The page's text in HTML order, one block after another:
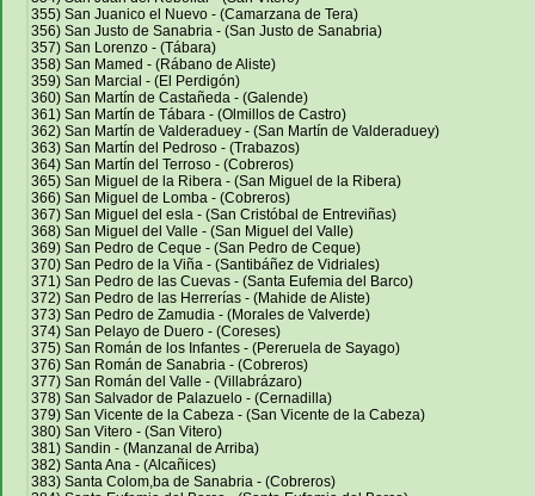
355) San Juanico el Nuevo - (Camarzana de Tera)
356) San Justo de Sanabria - (San Justo de Sanabria)
357) San Lorenzo - (Tábara)
358) San Mamed - (Rábano de Aliste)
359) San Marcial - (El Perdigón)
360) San Martín de Castañeda - (Galende)
361) San Martín de Tábara - (Olmillos de Castro)
362) San Martín de Valderaduey - (San Martín de Valderaduey)
363) San Martín del Pedroso - (Trabazos)
364) San Martín del Terroso - (Cobreros)
365) San Miguel de la Ribera - (San Miguel de la Ribera)
366) San Miguel de Lomba - (Cobreros)
367) San Miguel del esla - (San Cristóbal de Entreviñas)
368) San Miguel del Valle - (San Miguel del Valle)
369) San Pedro de Ceque - (San Pedro de Ceque)
370) San Pedro de la Viña - (Santibáñez de Vidriales)
371) San Pedro de las Cuevas - (Santa Eufemia del Barco)
372) San Pedro de las Herrerías - (Mahide de Aliste)
373) San Pedro de Zamudia - (Morales de Valverde)
374) San Pelayo de Duero - (Coreses)
375) San Román de los Infantes - (Pereruela de Sayago)
376) San Román de Sanabria - (Cobreros)
377) San Román del Valle - (Villabrázaro)
378) San Salvador de Palazuelo - (Cernadilla)
379) San Vicente de la Cabeza - (San Vicente de la Cabeza)
380) San Vitero - (San Vitero)
381) Sandin - (Manzanal de Arriba)
382) Santa Ana - (Alcañices)
383) Santa Colom,ba de Sanabria - (Cobreros)